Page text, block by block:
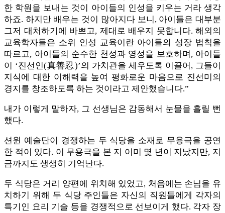
한 학원을 보내는 것이 아이들의 인성을 키우는 거라 생각
하죠. 하지만 배우는 것이 많아지다 보니, 아이들은 대부분
그저 대처하기에 바쁘고, 제대로 배우지 못합니다. 해외의
교육학자들은 소위 인성 교육이란 아이들의 성장 법칙을
따르고, 아이들의 순수한 천성과 영성을 보호하며, 아이들
이 ‘진선인(真善忍)’의 가치관을 세우도록 이끌어, 그들이
지식에 대한 이해력을 높여 평화로운 마음으로 진선미의
경지를 창조하도록 하는 것이라고 제안했습니다.”
내가 이렇게 말하자, 그 선생님은 감동해서 눈물을 흘릴 뻔
했다.
션윈 예술단이 경쟁하는 두 식당을 소재로 무용극을 공연
한 적이 있다. 이 무용극을 본 지 이미 몇 년이 지났지만, 지
금까지도 생생히 기억난다.
두 식당은 거리 양편에 위치해 있었고, 처음에는 손님을 유
치하기 위해 두 식당 주인들은 자신의 직원들에게 각자의
특기인 요리 기술 등을 경쟁적으로 선보이게 했다. 각자 장